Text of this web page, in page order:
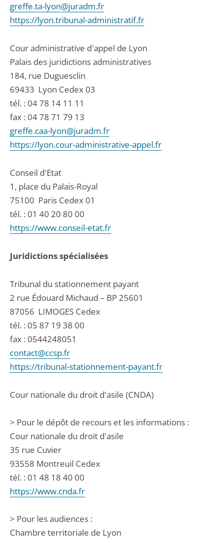
greffe.ta-lyon@juradm.fr
https://lyon.tribunal-administratif.fr
Cour administrative d'appel de Lyon
Palais des juridictions administratives
184, rue Duguesclin
69433 Lyon Cedex 03
tél. : 04 78 14 11 11
fax : 04 78 71 79 13
greffe.caa-lyon@juradm.fr
https://lyon.cour-administrative-appel.fr
Conseil d'Etat
1, place du Palais-Royal
75100 Paris Cedex 01
tél. : 01 40 20 80 00
https://www.conseil-etat.fr
Juridictions spécialisées
Tribunal du stationnement payant
2 rue Édouard Michaud – BP 25601
87056 LIMOGES Cedex
tél. : 05 87 19 38 00
fax : 0544248051
contact@ccsp.fr
https://tribunal-stationnement-payant.fr
Cour nationale du droit d'asile (CNDA)
> Pour le dépôt de recours et les informations :
Cour nationale du droit d'asile
35 rue Cuvier
93558 Montreuil Cedex
tél. : 01 48 18 40 00
https://www.cnda.fr
> Pour les audiences :
Chambre territoriale de Lyon